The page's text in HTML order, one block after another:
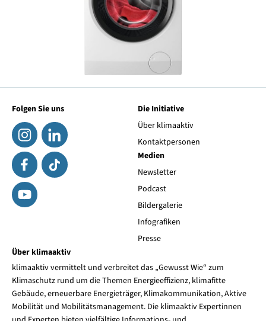
Folgen Sie uns
Die Initiative
Über klimaaktiv
Kontaktpersonen
Medien
Newsletter
Podcast
Bildergalerie
Infografiken
Presse
Über klimaaktiv
klimaaktiv vermittelt und verbreitet das „Gewusst Wie“ zum
Klimaschutz rund um die Themen Energieeffizienz, klimafitte
Gebäude, erneuerbare Energieträger, Klimakommunikation, Aktive
Mobilität und Mobilitätsmanagement. Die klimaaktiv Expertinnen